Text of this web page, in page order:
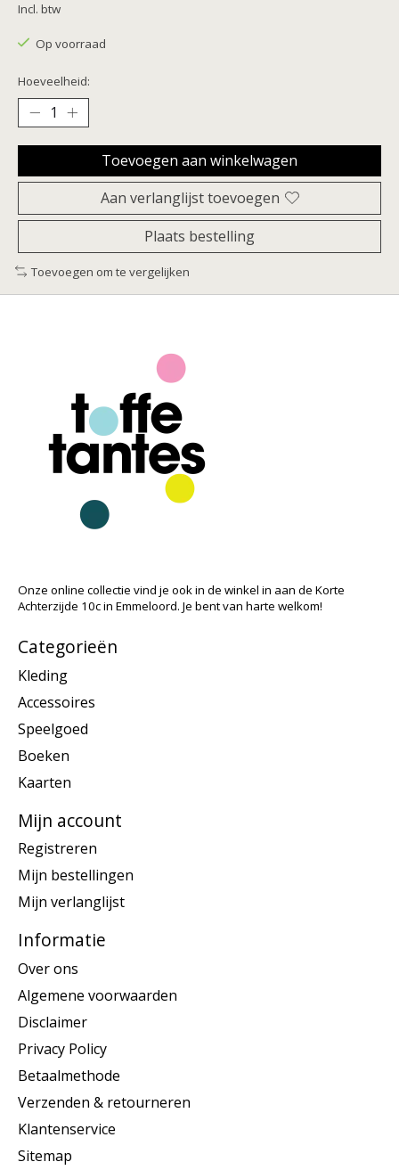
Incl. btw
Op voorraad
Hoeveelheid:
Toevoegen aan winkelwagen
Aan verlanglijst toevoegen
Plaats bestelling
Toevoegen om te vergelijken
Onze online collectie vind je ook in de winkel in aan de Korte
Achterzijde 10c in Emmeloord. Je bent van harte welkom!
Categorieën
Kleding
Accessoires
Speelgoed
Boeken
Kaarten
Mijn account
Registreren
Mijn bestellingen
Mijn verlanglijst
Informatie
Over ons
Algemene voorwaarden
Disclaimer
Privacy Policy
Betaalmethode
Verzenden & retourneren
Klantenservice
Sitemap